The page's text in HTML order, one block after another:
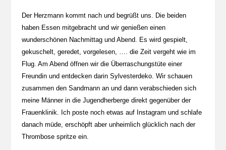
Der Herzmann kommt nach und begrüßt uns. Die beiden
haben Essen mitgebracht und wir genießen einen
wunderschönen Nachmittag und Abend. Es wird gespielt,
gekuschelt, geredet, vorgelesen, …. die Zeit vergeht wie im
Flug. Am Abend öffnen wir die Überraschungstüte einer
Freundin und entdecken darin Sylvesterdeko. Wir schauen
zusammen den Sandmann an und dann verabschieden sich
meine Männer in die Jugendherberge direkt gegenüber der
Frauenklinik. Ich poste noch etwas auf Instagram und schlafe
danach müde, erschöpft aber unheimlich glücklich nach der
Thrombose spritze ein.